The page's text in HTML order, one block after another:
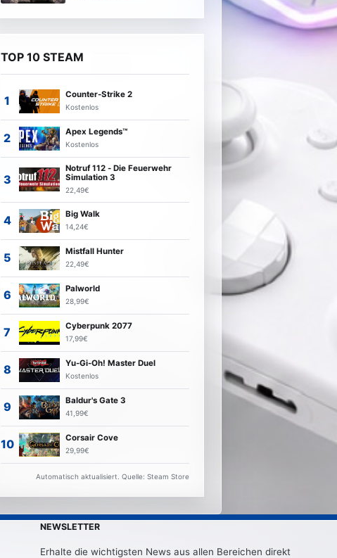
TOP 10 STEAM
Counter-Strike 2
Kostenlos
Apex Legends™
Kostenlos
Notruf 112 - Die Feuerwehr
Simulation 3
22,49€
Big Walk
14,24€
Mistfall Hunter
22,49€
Palworld
28,99€
Cyberpunk 2077
17,99€
Yu-Gi-Oh! Master Duel
Kostenlos
Baldur's Gate 3
41,99€
Corsair Cove
29,99€
Automatisch aktualisiert. Quelle: Steam Store
NEWSLETTER
Erhalte die wichtigsten News aus allen Bereichen direkt